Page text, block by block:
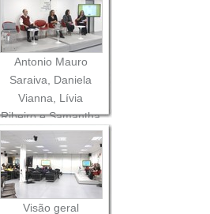
Antonio Mauro
Saraiva, Daniela
Vianna, Lívia
Ribeiro e Samantha
Graiki Proença
Visão geral